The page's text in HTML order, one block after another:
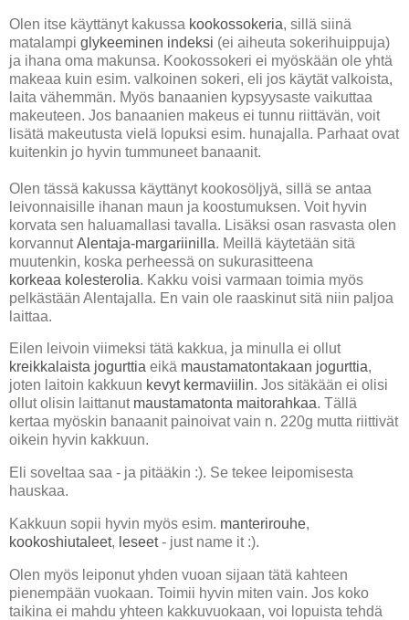
Olen itse käyttänyt kakussa kookossokeria, sillä siinä
matalampi glykeeminen indeksi (ei aiheuta sokerihuippuja)
ja ihana oma makunsa. Kookossokeri ei myöskään ole yhtä
makeaa kuin esim. valkoinen sokeri, eli jos käytät valkoista,
laita vähemmän. Myös banaanien kypsyysaste vaikuttaa
makeuteen. Jos banaanien makeus ei tunnu riittävän, voit
lisätä makeutusta vielä lopuksi esim. hunajalla. Parhaat ovat
kuitenkin jo hyvin tummuneet banaanit.
Olen tässä kakussa käyttänyt kookosöljyä, sillä se antaa
leivonnaisille ihanan maun ja koostumuksen. Voit hyvin
korvata sen haluamallasi tavalla. Lisäksi osan rasvasta olen
korvannutAlentaja-margariinilla. Meillä käytetään sitä
muutenkin, koska perheessä on sukurasitteena
korkeaa kolesterolia. Kakku voisi varmaan toimia myös
pelkästään Alentajalla. En vain ole raaskinut sitä niin paljoa
laittaa.
Eilen leivoin viimeksi tätä kakkua, ja minulla ei ollut
kreikkalaista jogurttia eikä maustamatontakaan jogurttia,
joten laitoin kakkuun kevyt kermaviilin. Jos sitäkään ei olisi
ollut olisin laittanut maustamatonta maitorahkaa. Tällä
kertaa myöskin banaanit painoivat vain n. 220g mutta riittivät
oikein hyvin kakkuun.
Eli soveltaa saa - ja pitääkin :). Se tekee leipomisesta
hauskaa.
Kakkuun sopii hyvin myös esim. manterirouhe,
kookoshiutaleet, leseet- just name it :).
Olen myös leiponut yhden vuoan sijaan tätä kahteen
pienempään vuokaan. Toimii hyvin miten vain. Jos koko
taikina ei mahdu yhteen kakkuvuokaan, voi lopuista tehdä